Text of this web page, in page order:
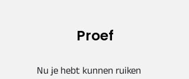
Proef
Nu je hebt kunnen ruiken